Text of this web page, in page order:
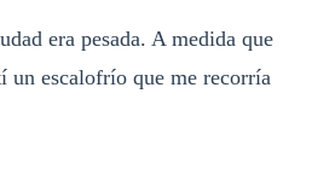
era pesada. A medida que
un escalofrío que me recorría